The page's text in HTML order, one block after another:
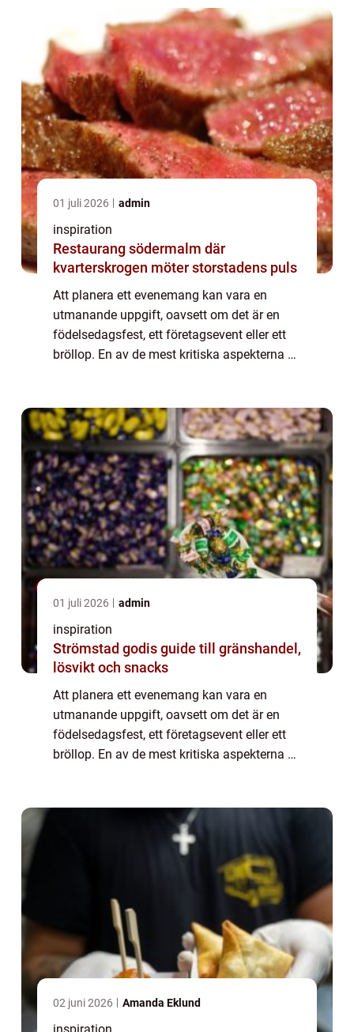
01 juli 2026 admin
inspiration
Restaurang södermalm där
kvarterskrogen möter storstadens puls
Att planera ett evenemang kan vara en
utmanande uppgift, oavsett om det är en
födelsedagsfest, ett företagsevent eller ett
bröllop. En av de mest kritiska aspekterna är
01 juli 2026 admin
inspiration
Strömstad godis guide till gränshandel,
lösvikt och snacks
Att planera ett evenemang kan vara en
utmanande uppgift, oavsett om det är en
födelsedagsfest, ett företagsevent eller ett
bröllop. En av de mest kritiska aspekterna är
02 juni 2026 Amanda Eklund